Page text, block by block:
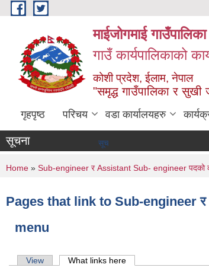
Skip to main content
माईजोगमाई गाउँपालिका
गाउँ कार्यपालिकाको
कोशी प्रदेश, ईलाम, नेपाल
"समृद्ध गाउँपालिका र सुखी
गृहपृष्ठ परिचय वडा कार्यालयहरु
सूचना सूचना तथा समाचार
You are here
Home » Sub-engineer र Assistant Sub- engineer पदको
Pages that link to Sub-engineer र
menu
Primary tabs
View What links here